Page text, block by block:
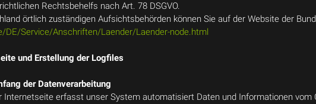
Rechtsbehelfs nach Art. 78 DSGVO.
örtlich zuständigen Aufsichtsbehörden können Sie auf der Website der
DE/Service/Anschriften/Laender/Laender-node.html
und Erstellung der Logfiles
der Datenverarbeitung
Internetseite erfasst unser System automatisiert Daten und Informationen